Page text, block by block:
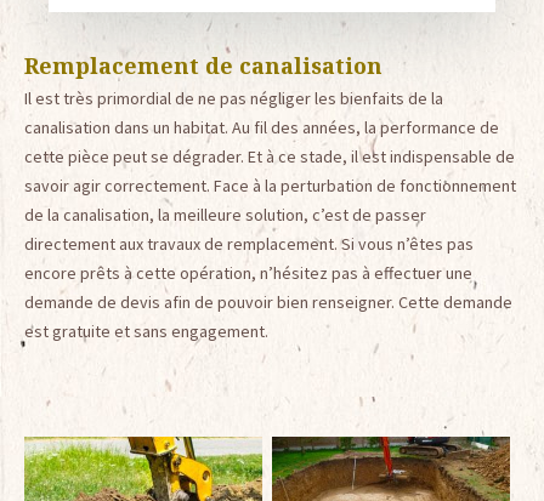
Remplacement de canalisation
Il est très primordial de ne pas négliger les bienfaits de la
canalisation dans un habitat. Au fil des années, la performance de
cette pièce peut se dégrader. Et à ce stade, il est indispensable de
savoir agir correctement. Face à la perturbation de fonctionnement
de la canalisation, la meilleure solution, c’est de passer
directement aux travaux de remplacement. Si vous n’êtes pas
encore prêts à cette opération, n’hésitez pas à effectuer une
demande de devis afin de pouvoir bien renseigner. Cette demande
est gratuite et sans engagement.